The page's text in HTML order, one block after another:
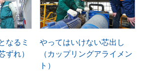
なるミ
ずれ）
やってはいけない芯出し
（カップリングアライメン
ト）